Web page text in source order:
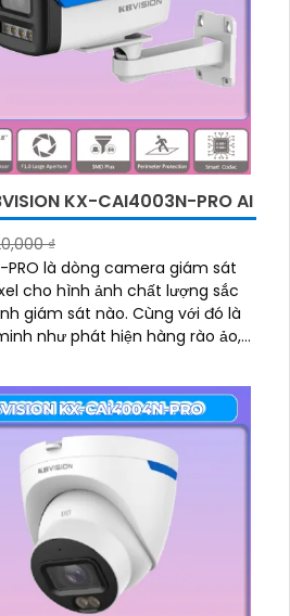
KX-CAI4003N-PRO AI
₫
PRO là dòng camera giám sát
cho hình ảnh chất lượng sắc
giám sát nào. Cùng với đó là
như phát hiện hàng rào ảo,
minh giúp nâng cao hiệu